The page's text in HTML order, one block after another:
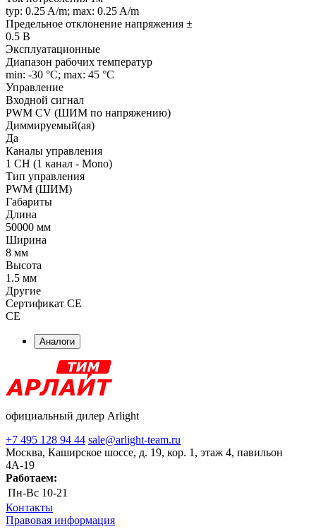
typ: 0.25 A/m; max: 0.25 A/m
Предельное отклонение напряжения ±
0.5 В
Эксплуатационные
Диапазон рабочих температур
min: -30 °C; max: 45 °C
Управление
Входной сигнал
PWM СV (ШИМ по напряжению)
Диммируемый(ая)
Да
Каналы управления
1 CH (1 канал - Mono)
Тип управления
PWM (ШИМ)
Габариты
Длина
50000 мм
Ширина
8 мм
Высота
1.5 мм
Другие
Сертификат CE
CE
Аналоги
официальный дилер Arlight
+7 495 128 94 44 sale@arlight-team.ru
Москва, Каширское шоссе, д. 19, кор. 1, этаж 4, павильон
4А-19
Работаем:
Пн-Вс 10-21
Контакты
Правовая информация